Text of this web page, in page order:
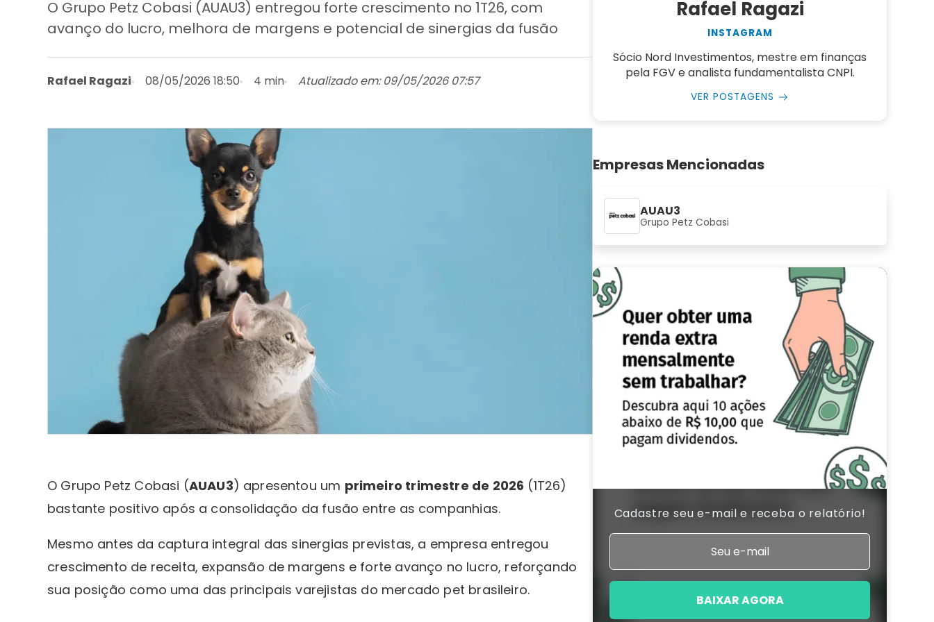
O Grupo Petz Cobasi (AUAU3) entregou forte crescimento no 1T26, com
avanço do lucro, melhora de margens e potencial de sinergias da fusão
Rafael Ragazi 08/05/2026 18:50 4 min Atualizado em: 09/05/2026 07:57
O Grupo Petz Cobasi (AUAU3) apresentou um primeiro trimestre de 2026 (1T26)
bastante positivo após a consolidação da fusão entre as companhias.
Mesmo antes da captura integral das sinergias previstas, a empresa entregou
crescimento de receita, expansão de margens e forte avanço no lucro, reforçando
sua posição como uma das principais varejistas do mercado pet brasileiro.
Rafael Ragazi
INSTAGRAM
Sócio Nord Investimentos, mestre em finanças
pela FGV e analista fundamentalista CNPI.
VER POSTAGENS
Empresas Mencionadas
AUAU3
Grupo Petz Cobasi
Cadastre seu e-mail e receba o relatório!
BAIXAR AGORA